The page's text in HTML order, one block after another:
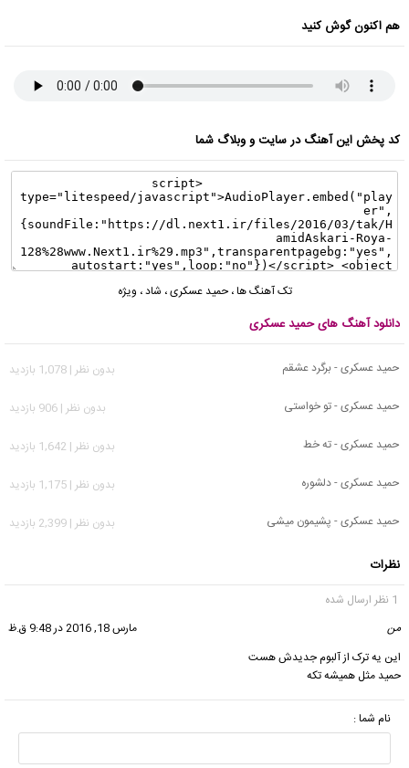
هم اکنون گوش کنید
کد پخش این آهنگ در سایت و وبلاگ شما
تک آهنگ ها،حمید عسکری، شاد، ویژه
دانلود آهنگ های حمید عسکری
حمید عسکری - برگرد عشقم
بدون نظر | 1,078 بازدید
حمید عسکری - تو خواستی
بدون نظر | 906 بازدید
حمید عسکری - ته خط
بدون نظر | 1,642 بازدید
حمید عسکری - دلشوره
بدون نظر | 1,175 بازدید
حمید عسکری - پشیمون میشی
بدون نظر | 2,399 بازدید
نظرات
1 نظر ارسال شده
من
مارس 18, 2016 در 9:48 ق.ظ
این یه ترک از آلبوم جدیدش هست
حمید مثل همیشه تکه
نام شما :